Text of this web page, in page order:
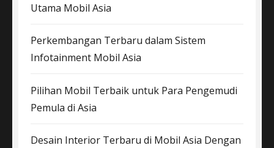
Utama Mobil Asia
Perkembangan Terbaru dalam Sistem
Infotainment Mobil Asia
Pilihan Mobil Terbaik untuk Para Pengemudi
Pemula di Asia
Desain Interior Terbaru di Mobil Asia Dengan